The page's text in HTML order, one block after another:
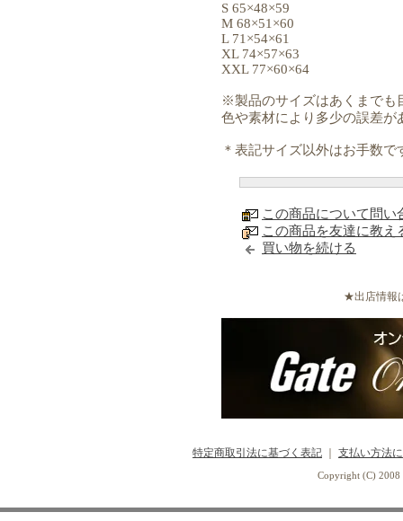
S 65×48×59
M 68×51×60
L 71×54×61
XL 74×57×63
XXL 77×60×64
※製品のサイズはあくまでも
色や素材により多少の誤差
＊表記サイズ以外はお手数
この商品について問い
この商品を友達に教え
買い物を続ける
★出店情報
特定商取引法に基づく表記 支払い方法
Copyright (C) 2008